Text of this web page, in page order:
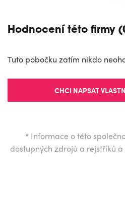
Hodnocení této firmy
Tuto pobočku zatím nikdo
CHCI NAPSAT
* Informace o této
dostupných zdrojů a rejstříků